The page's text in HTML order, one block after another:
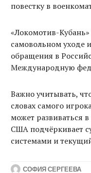
повестку в
«Локомотив-
самовольном уходе
обращения в
Международную
Важно учитывать,
словах самого
может развиваться
США подчёркивает
системами и
СОФИЯ СЕРГЕЕВА